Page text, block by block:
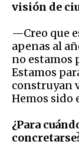
visión de
—Creo que
apenas al
no estamos
Estamos
construyan
Hemos sido
¿Para